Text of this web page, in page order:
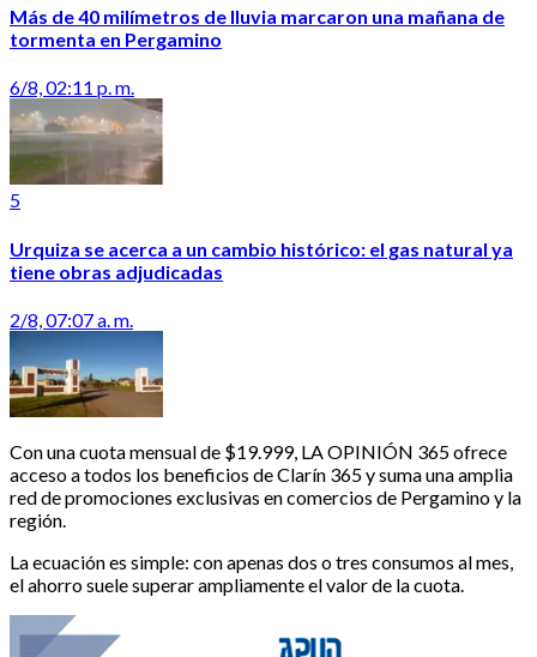
Más de 40 milímetros de lluvia marcaron una mañana de
tormenta en Pergamino
6/8, 02:11 p. m.
5
Urquiza se acerca a un cambio histórico: el gas natural ya
tiene obras adjudicadas
2/8, 07:07 a. m.
Con una cuota mensual de $19.999, LA OPINIÓN 365 ofrece
acceso a todos los beneficios de Clarín 365 y suma una amplia
red de promociones exclusivas en comercios de Pergamino y la
región.
La ecuación es simple: con apenas dos o tres consumos al mes,
el ahorro suele superar ampliamente el valor de la cuota.